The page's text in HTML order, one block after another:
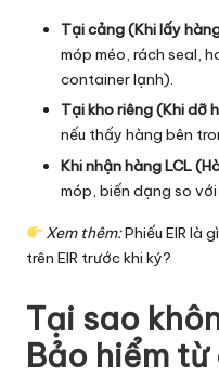
Tại cảng (Khi lấy
móp méo, rách seal,
container lạnh).
Tại kho riêng (Khi dỡ
nếu thấy hàng bên
Khi nhận hàng LCL
móp, biến dạng so với
Xem thêm:Phiếu EIR là
trên EIR trước khi ký?
Tại sao
Bảo hiểm